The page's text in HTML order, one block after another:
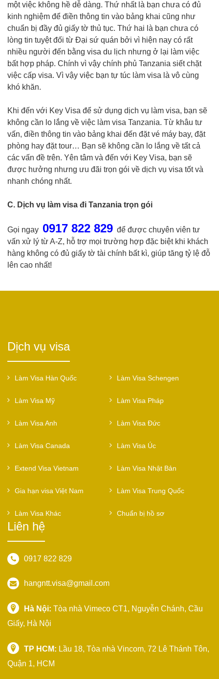
một việc không hề dễ dàng. Thứ nhất là bạn chưa có đủ
kinh nghiệm để điền thông tin vào bảng khai cũng như
chuẩn bị đầy đủ giấy tờ thủ tục. Thứ hai là bạn chưa có
lòng tin tuyệt đối từ Đại sứ quán bởi vì hiện nay có rất
nhiều người đến bằng visa du lịch nhưng ở lại làm việc
bất hợp pháp. Chính vì vậy chính phủ Tanzania siết chặt
việc cấp visa. Vì vậy việc bạn tự túc làm visa là vô cùng
khó khăn.
Khi đến với Key Visa để sử dụng dịch vụ làm visa, bạn sẽ
không cần lo lắng về việc làm visa Tanzania. Từ khâu tư
vấn, điền thông tin vào bảng khai đến đặt vé máy bay, đặt
phòng hay đặt tour… Bạn sẽ không cần lo lắng về tất cả
các vấn đề trên. Yên tâm và đến với Key Visa, bạn sẽ
được hưởng nhưng ưu đãi trọn gói về dịch vụ visa tốt và
nhanh chóng nhất.
C. Dịch vụ làm visa đi Tanzania trọn gói
Gọi ngay 0917 822 829 để được chuyên viên tư
vấn xử lý từ A-Z, hỗ trợ mọi trường hợp đặc biệt khi khách
hàng không có đủ giấy tờ tài chính bất kì, giúp tăng tỷ lệ đỗ
lên cao nhất!
Dịch vụ visa
Làm Visa Hàn Quốc Làm Visa Schengen
Làm Visa Mỹ Làm Visa Pháp
Làm Visa Anh Làm Visa Đức
Làm Visa Canada Làm Visa Úc
Extend Visa Vietnam Làm Visa Nhật Bản
Gia hạn visa Việt Nam Làm Visa Trung Quốc
Làm Visa Khác Chuẩn bị hồ sơ
Liên hệ
0917 822 829
hangntt.visa@gmail.com
Hà Nội: Tòa nhà Vimeco CT1, Nguyễn Chánh, Cầu
Giấy, Hà Nội
TP HCM: Lầu 18, Tòa nhà Vincom, 72 Lê Thánh Tôn,
Quận 1, HCM